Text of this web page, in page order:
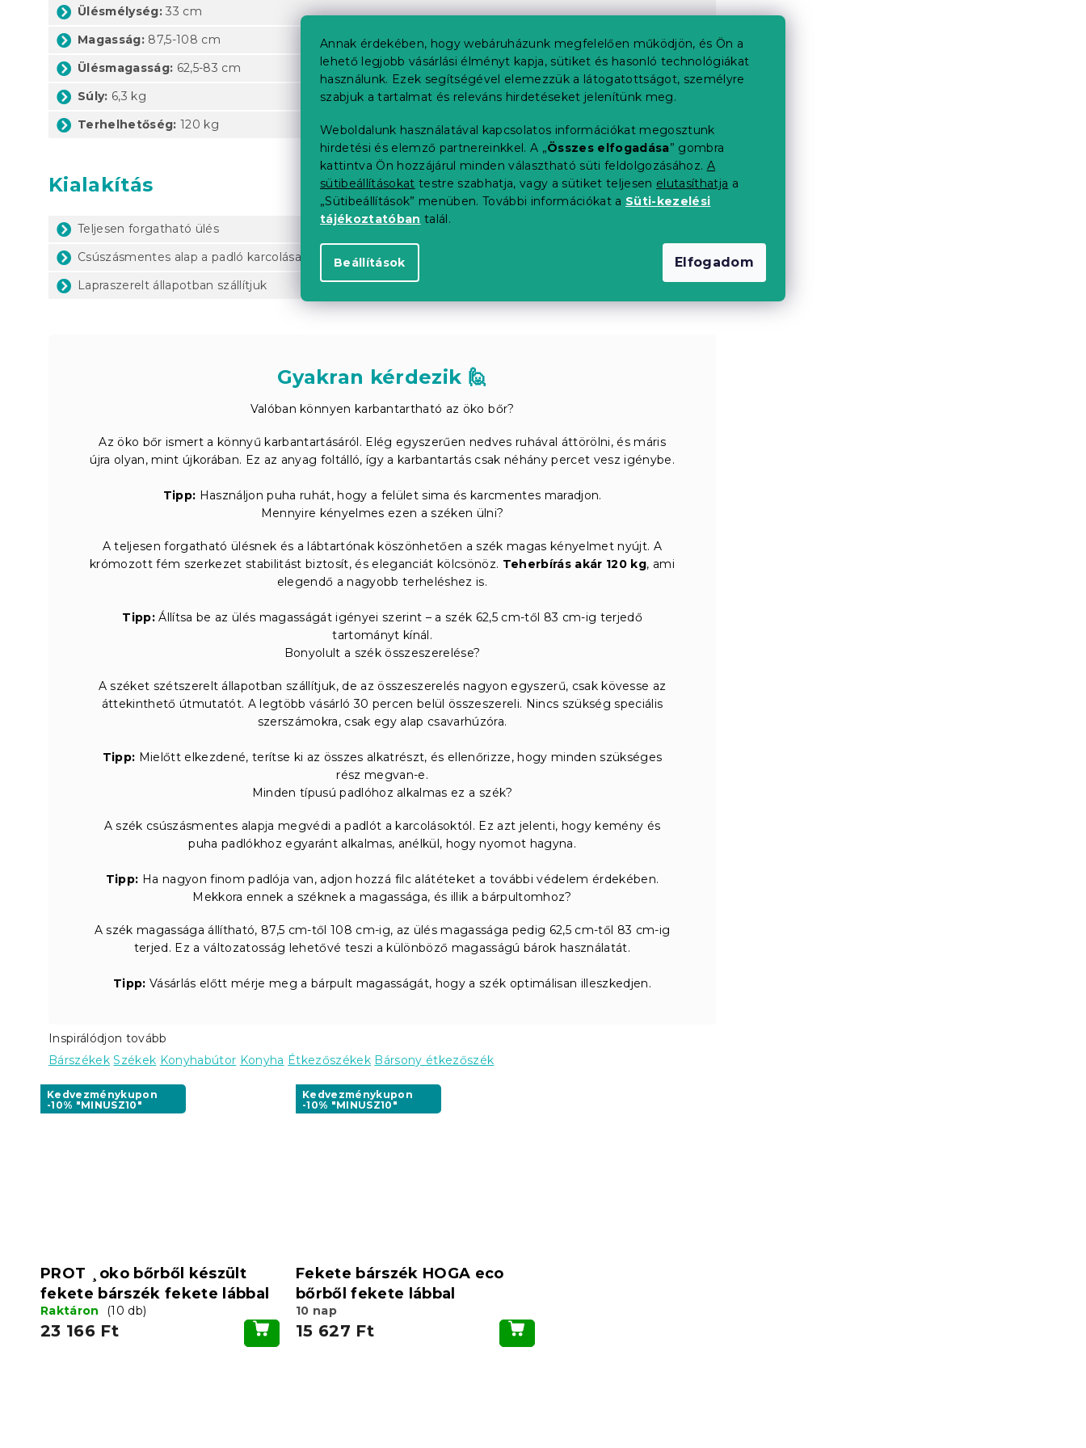
Annak érdekében, hogy webáruházunk megfelelően működjön, és Ön a
lehető legjobb vásárlási élményt kapja, sütiket és hasonló technológiákat
használunk. Ezek segítségével elemezzük a látogatottságot, személyre
szabjuk a tartalmat és releváns hirdetéseket jelenítünk meg.
Weboldalunk használatával kapcsolatos információkat megosztunk
hirdetési és elemző partnereinkkel. A „Összes elfogadása” gombra
kattintva Ön hozzájárul minden választható süti feldolgozásához. A
sütibeállításokat testre szabhatja, vagy a sütiket teljesen elutasíthatja a
„Sütibeállítások” menüben. További információkat a Süti-kezelési
tájékoztatóban talál.
Beállítások Elfogadom
Ülésmélység: 33 cm
Magasság: 87,5-108 cm
Ülésmagasság: 62,5-83 cm
Súly: 6,3 kg
Terhelhetőség: 120 kg
Kialakítás
Teljesen forgatható ülés
Csúszásmentes alap a padló karcolása ellen
Lapraszerelt állapotban szállítjuk
Gyakran kérdezik 🙋
Valóban könnyen karbantartható az öko bőr?
Az öko bőr ismert a könnyű karbantartásáról. Elég egyszerűen nedves ruhával áttörölni, és máris
újra olyan, mint újkorában. Ez az anyag foltálló, így a karbantartás csak néhány percet vesz igénybe.
Tipp: Használjon puha ruhát, hogy a felület sima és karcmentes maradjon.
Mennyire kényelmes ezen a széken ülni?
A teljesen forgatható ülésnek és a lábtartónak köszönhetően a szék magas kényelmet nyújt. A
krómozott fém szerkezet stabilitást biztosít, és eleganciát kölcsönöz. Teherbírás akár 120 kg, ami
elegendő a nagyobb terheléshez is.
Tipp:Állítsa be az ülés magasságát igényei szerint – a szék 62,5 cm-től 83 cm-ig terjedő
tartományt kínál.
Bonyolult a szék összeszerelése?
A széket szétszerelt állapotban szállítjuk, de az összeszerelés nagyon egyszerű, csak kövesse az
áttekinthető útmutatót. A legtöbb vásárló 30 percen belül összeszereli. Nincs szükség speciális
szerszámokra, csak egy alap csavarhúzóra.
Tipp: Mielőtt elkezdené, terítse ki az összes alkatrészt, és ellenőrizze, hogy minden szükséges
rész megvan-e.
Minden típusú padlóhoz alkalmas ez a szék?
A szék csúszásmentes alapja megvédi a padlót a karcolásoktól. Ez azt jelenti, hogy kemény és
puha padlókhoz egyaránt alkalmas, anélkül, hogy nyomot hagyna.
Tipp: Ha nagyon finom padlója van, adjon hozzá filc alátéteket a további védelem érdekében.
Mekkora ennek a széknek a magassága, és illik a bárpultomhoz?
A szék magassága állítható, 87,5 cm-től 108 cm-ig, az ülés magassága pedig 62,5 cm-től 83 cm-ig
terjed. Ez a változatosság lehetővé teszi a különböző magasságú bárok használatát.
Tipp: Vásárlás előtt mérje meg a bárpult magasságát, hogy a szék optimálisan illeszkedjen.
Inspirálódjon tovább
Bárszékek Székek Konyhabútor Konyha Étkezőszékek Bársony étkezőszék
Kedvezménykupon
-10% "MINUSZ10"
PROT ¸oko bőrből készült
fekete bárszék fekete lábbal
Raktáron (10 db)
23 166 Ft
Kedvezménykupon
-10% "MINUSZ10"
Fekete bárszék HOGA eco
bőrből fekete lábbal
10 nap
15 627 Ft